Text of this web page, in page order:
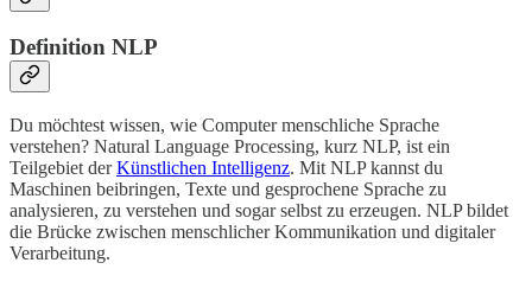
Definition NLP
Du möchtest wissen, wie Computer menschliche Sprache
verstehen? Natural Language Processing, kurz NLP, ist ein
Teilgebiet derKünstlichen Intelligenz. Mit NLP kannst du
Maschinen beibringen, Texte und gesprochene Sprache zu
analysieren, zu verstehen und sogar selbst zu erzeugen. NLP bildet
die Brücke zwischen menschlicher Kommunikation und digitaler
Verarbeitung.